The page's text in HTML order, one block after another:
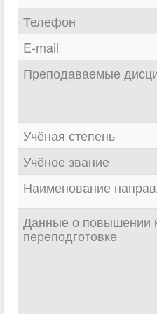
Телефон
E-mail
Преподаваемые
Учёная степень
Учёное звание
Наименование
Данные о повышении
переподготовке